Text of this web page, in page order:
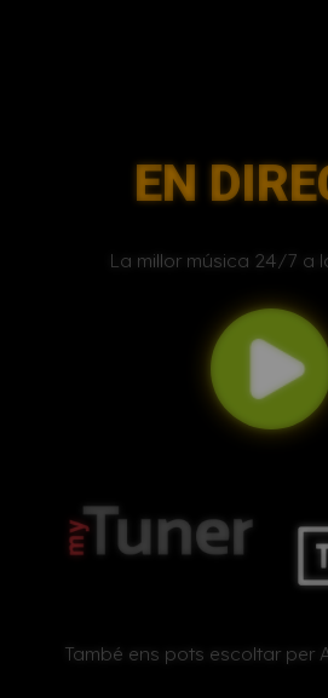
EN
La millor música 24/7 a
També ens pots escoltar per